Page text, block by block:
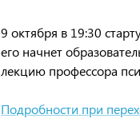
9 октября в 19:30
его начнет
лекцию профессора
Подробности при